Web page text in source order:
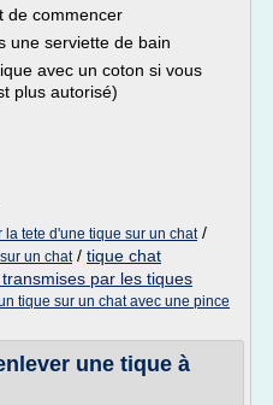
de commencer
une serviette de bain
avec un coton si vous
plus autorisé)
la tete d'une tique sur un chat/
un chat/ tique chat
par les tiques
tique sur un chat avec une pince
une tique à